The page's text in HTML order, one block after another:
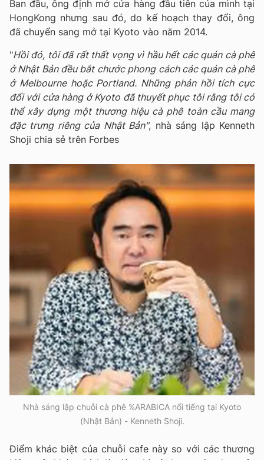
Ban đầu, ông định mở cửa hàng đầu tiên của mình tại
HongKong nhưng sau đó, do kế hoạch thay đổi, ông
đã chuyển sang mở tại Kyoto vào năm 2014.
"Hồi đó, tôi đã rất thất vọng vì hầu hết các quán cà phê
ở Nhật Bản đều bắt chước phong cách các quán cà phê
ở Melbourne hoặc Portland. Những phản hồi tích cực
đối với cửa hàng ở Kyoto đã thuyết phục tôi rằng tôi có
thể xây dựng một thương hiệu cà phê toàn cầu mang
đặc trưng riêng của Nhật Bản", nhà sáng lập Kenneth
Shoji chia sẻ trên Forbes
Nhà sáng lập chuỗi cà phê %ARABICA nổi tiếng tại Kyoto
(Nhật Bản) - Kenneth Shoji.
Điểm khác biệt của chuỗi cafe này so với các thương